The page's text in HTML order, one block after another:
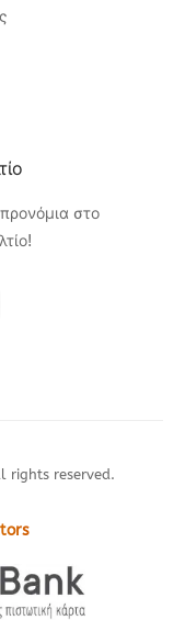
στο
rights reserved.